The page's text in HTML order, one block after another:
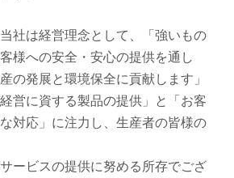
社は経営理念として、「強いもの
様への安全・安心の提供を通し
の発展と環境保全に貢献します」
営に資する製品の提供」と「お客
対応」に注力し、生産者の皆様の
ービスの提供に努める所存でござ